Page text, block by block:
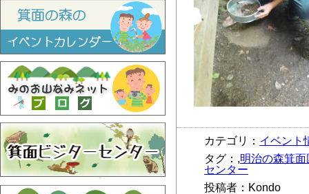
カテゴリ： イベント
タグ：, 明治の森箕
センター
投稿者：Kondo